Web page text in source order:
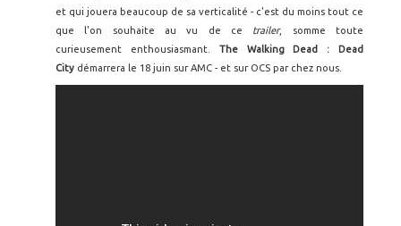
et qui jouera beaucoup de sa verticalité - c'est du moins tout ce
que l'on souhaite au vu de ce trailer, somme toute
curieusement enthousiasmant. The Walking Dead : Dead
City démarrera le 18 juin sur AMC - et sur OCS par chez nous.